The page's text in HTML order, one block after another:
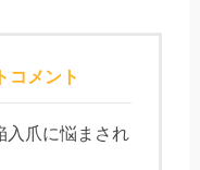
コメント
入爪に悩まされ